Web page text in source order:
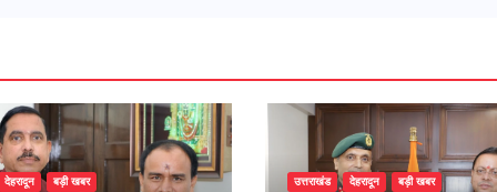
देहरादून बड़ी खबर उत्तराखंड देहरादून बड़ी खबर